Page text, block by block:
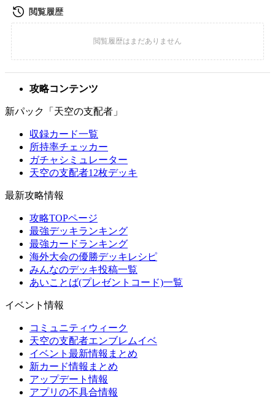
攻略コンテンツ
新パック「天空の支配者」
収録カード一覧
所持率チェッカー
ガチャシミュレーター
天空の支配者12枚デッキ
最新攻略情報
攻略TOPページ
最強デッキランキング
最強カードランキング
海外大会の優勝デッキレシピ
みんなのデッキ投稿一覧
あいことば(プレゼントコード)一覧
イベント情報
コミュニティウィーク
天空の支配者エンブレムイベ
イベント最新情報まとめ
新カード情報まとめ
アップデート情報
アプリの不具合情報